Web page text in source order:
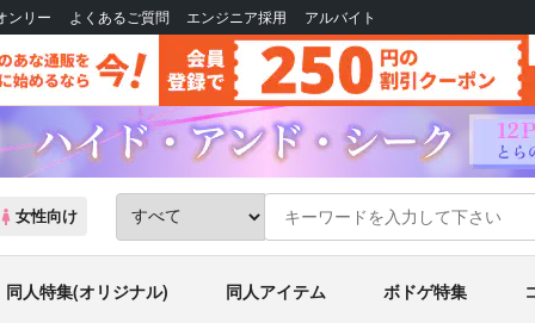
ンリー よくあるご質問 エンジニア採用 アルバイト
女性向け
同人特集(オリジナル) 同人アイテム ボドゲ特集